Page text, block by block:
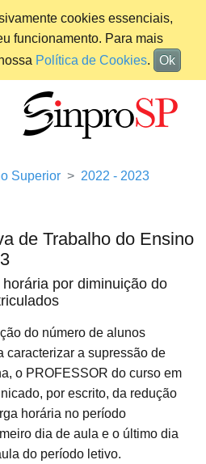
cookies essenciais,
funcionamento. Para mais
Política de Cookies. Ok
Superior
2022 - 2023
de Trabalho do Ensino
por diminuição do
do número de alunos
caracterizar a supressão de
o PROFESSOR do curso em
por escrito, da redução
horária no período
dia de aula e o último dia
do período letivo.